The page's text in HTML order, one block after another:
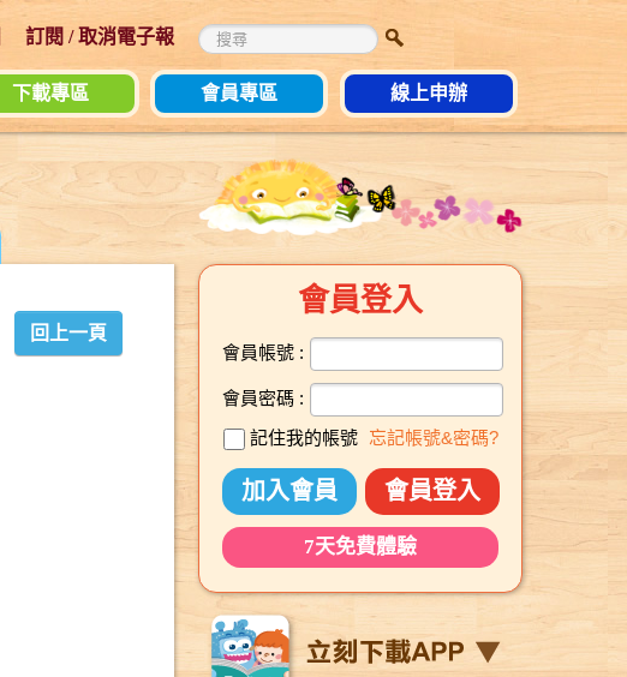
訂閱 / 取消電子報
下載專區 會員專區 線上申辦
回上一頁
會員登入
會員帳號 :
會員密碼 :
記住我的帳號 忘記帳號&密碼?
加入會員 會員登入
7天免費體驗